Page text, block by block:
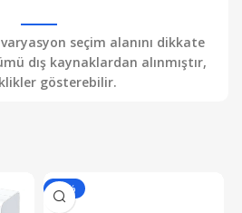
seçim alanını dikkate
dış kaynaklardan alınmıştır,
gösterebilir.
-46%